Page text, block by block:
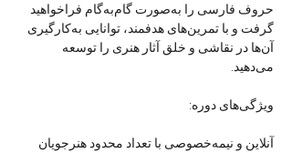
حروف فارسی را به‌صورت گام‌به‌گام فراخواهید
گرفت و با تمرین‌های هدفمند، توانایی به‌کارگیری
آن‌ها در نقاشی و خلق آثار هنری را توسعه
می‌دهید.
ویژگی‌های دوره:
آنلاین و نیمه‌خصوصی با تعداد محدود هنرجویان